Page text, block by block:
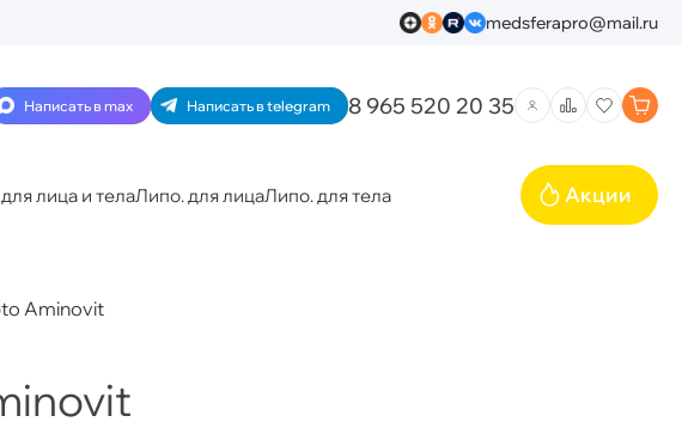
medsferapro@mail.ru
Написать в max Написать в telegram 8 965 520 20 35
лица и телаЛипо. для лицаЛипо. для тела Акции
Aminovit